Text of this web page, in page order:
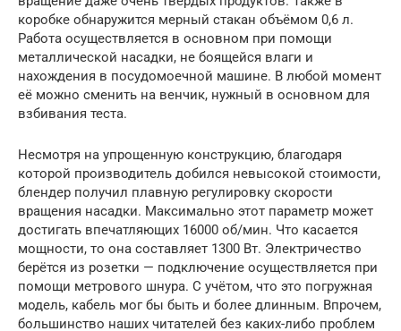
коробке обнаружится мерный стакан объёмом 0,6 л.
Работа осуществляется в основном при помощи
металлической насадки, не боящейся влаги и
нахождения в посудомоечной машине. В любой момент
её можно сменить на венчик, нужный в основном для
взбивания теста.
Несмотря на упрощенную конструкцию, благодаря
которой производитель добился невысокой стоимости,
блендер получил плавную регулировку скорости
вращения насадки. Максимально этот параметр может
достигать впечатляющих 16000 об/мин. Что касается
мощности, то она составляет 1300 Вт. Электричество
берётся из розетки — подключение осуществляется при
помощи метрового шнура. С учётом, что это погружная
модель, кабель мог бы быть и более длинным. Впрочем,
большинство наших читателей без каких-либо проблем